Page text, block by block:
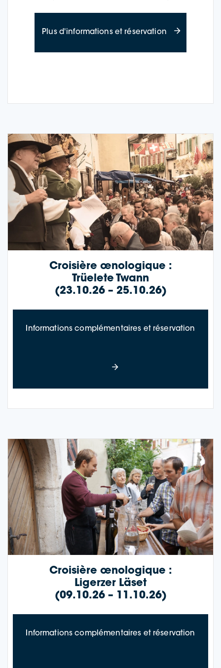
Plus d'informations et réservationà propos des
Croisière œnologique :
Trüele­te Twann
(23.10.26 – 25.10.26)
Informations complémentaires et réservation
Croisière œnologique :
Ligerzer Läset
(09.10.26 – 11.10.26)
Informations complémentaires et réservation